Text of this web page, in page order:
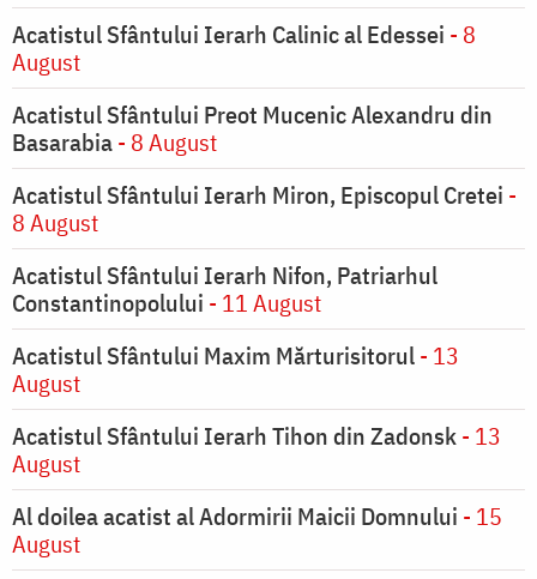
Acatistul Sfântului Ierarh Calinic al Edessei - 8
August
Acatistul Sfântului Preot Mucenic Alexandru din
Basarabia- 8 August
Acatistul Sfântului Ierarh Miron, Episcopul Cretei -
8 August
Acatistul Sfântului Ierarh Nifon, Patriarhul
Constantinopolului - 11 August
Acatistul Sfântului Maxim Mărturisitorul- 13
August
Acatistul Sfântului Ierarh Tihon din Zadonsk- 13
August
Al doilea acatist al Adormirii Maicii Domnului - 15
August